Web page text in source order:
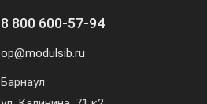
8 800 600-57-94
op@modulsib.ru
Барнаул